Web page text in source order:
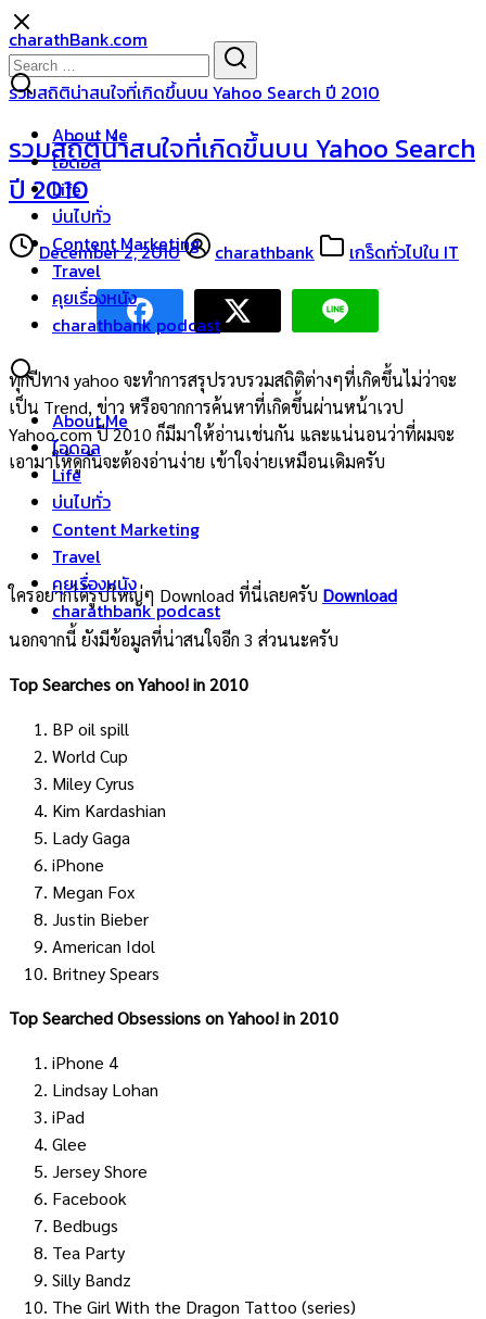
Skip
to
content
charathBank.com
About Me
ไอดอล
Life
บ่นไปทั่ว
Content Marketing
Travel
คุยเรื่องหนัง
charathbank podcast
About Me
ไอดอล
Life
บ่นไปทั่ว
Content Marketing
Travel
คุยเรื่องหนัง
charathbank podcast
Search
for:
รวมสถิติน่าสนใจที่เกิดขึ้นบน Yahoo Search ปี 2010
รวมสถิติน่าสนใจที่เกิดขึ้นบน Yahoo Search
ปี 2010
December 2, 2010 charathbank เกร็ดทั่วไปใน IT
ทุกปีทาง yahoo จะทำการสรุปรวบรวมสถิติต่างๆที่เกิดขึ้นไม่ว่าจะ
เป็น Trend, ข่าว หรือจากการค้นหาที่เกิดขึ้นผ่านหน้าเวป
Yahoo.com ปี 2010 ก็มีมาให้อ่านเช่นกัน และแน่นอนว่าที่ผมจะ
เอามาให้ดูกันจะต้องอ่านง่าย เข้าใจง่ายเหมือนเดิมครับ
ใครอยากได้รูปใหญ่ๆ Download ที่นี่เลยครับ Download
นอกจากนี้ ยังมีข้อมูลที่น่าสนใจอีก 3 ส่วนนะครับ
Top Searches on Yahoo! in 2010
BP oil spill
World Cup
Miley Cyrus
Kim Kardashian
Lady Gaga
iPhone
Megan Fox
Justin Bieber
American Idol
Britney Spears
Top Searched Obsessions on Yahoo! in 2010
iPhone 4
Lindsay Lohan
iPad
Glee
Jersey Shore
Facebook
Bedbugs
Tea Party
Silly Bandz
The Girl With the Dragon Tattoo (series)